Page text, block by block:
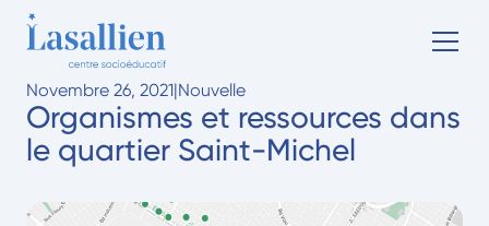
Novembre 26, 2021|Nouvelle
Organismes et ressources dans
le quartier Saint-Michel